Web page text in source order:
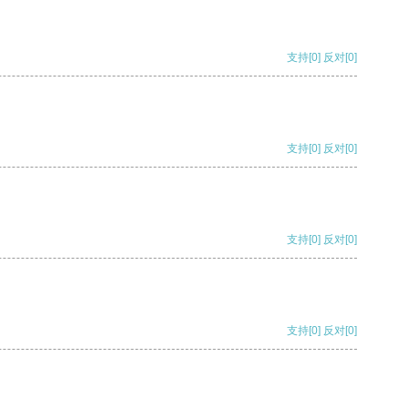
支持[0] 反对[0]
支持[0] 反对[0]
支持[0] 反对[0]
支持[0] 反对[0]